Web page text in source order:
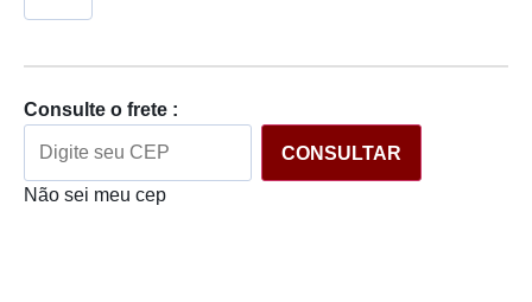
Consulte o frete :
CONSULTAR
Não sei meu cep